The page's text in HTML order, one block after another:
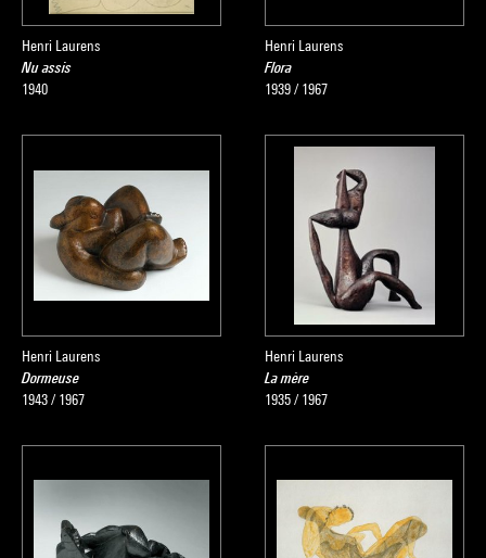
Henri Laurens
Nu assis
1940
Henri Laurens
Flora
1939 / 1967
Henri Laurens
Dormeuse
1943 / 1967
Henri Laurens
La mère
1935 / 1967